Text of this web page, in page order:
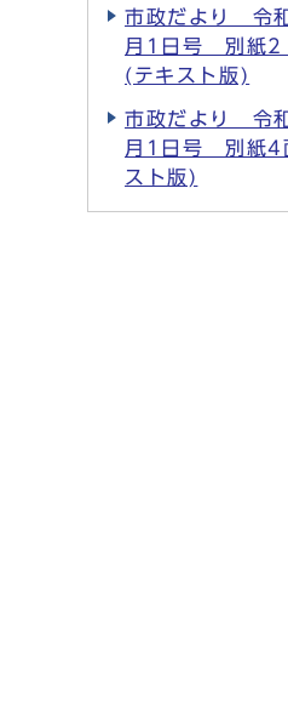
市政だより 令
月1日号 別紙2
(テキスト版)
市政だより 令
月1日号 別紙4
スト版)